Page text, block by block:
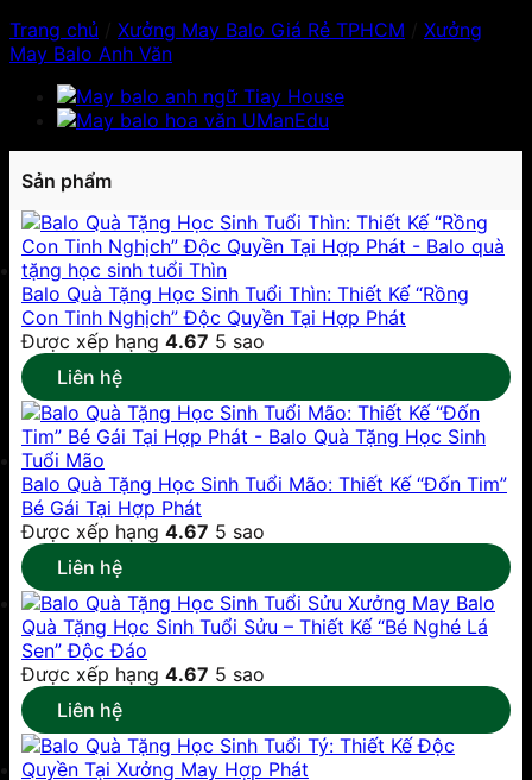
Trang chủ Xưởng May Balo Giá Rẻ TPHCM
Xưởng
May Balo Anh Văn
Sản phẩm
Balo Quà Tặng Học Sinh Tuổi Thìn: Thiết Kế “Rồng
Con Tinh Nghịch” Độc Quyền Tại Hợp Phát
Được xếp hạng 4.67 5 sao
Liên hệ
Balo Quà Tặng Học Sinh Tuổi Mão: Thiết Kế “Đốn Tim”
Bé Gái Tại Hợp Phát
Được xếp hạng 4.67 5 sao
Liên hệ
Xưởng May Balo
Quà Tặng Học Sinh Tuổi Sửu – Thiết Kế “Bé Nghé Lá
Sen” Độc Đáo
Được xếp hạng 4.67 5 sao
Liên hệ